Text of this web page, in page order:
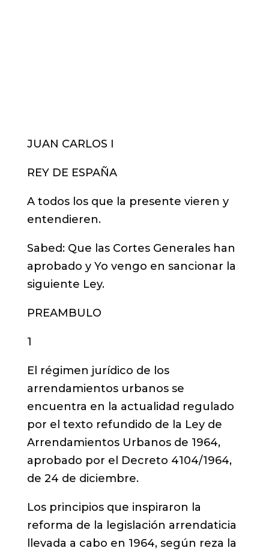
JUAN CARLOS I
REY DE ESPAÑA
A todos los que la presente vieren y
entendieren.
Sabed: Que las Cortes Generales han
aprobado y Yo vengo en sancionar la
siguiente Ley.
PREAMBULO
1
El régimen jurídico de los
arrendamientos urbanos se
encuentra en la actualidad regulado
por el texto refundido de la Ley de
Arrendamientos Urbanos de 1964,
aprobado por el Decreto 4104/1964,
de 24 de diciembre.
Los principios que inspiraron la
reforma de la legislación arrendaticia
llevada a cabo en 1964, según reza la